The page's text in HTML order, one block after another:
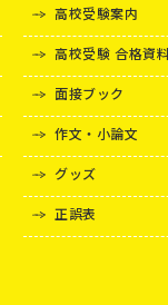
高校受験案内
高校受験 合格資
面接ブック
作文・小論文
グッズ
正誤表